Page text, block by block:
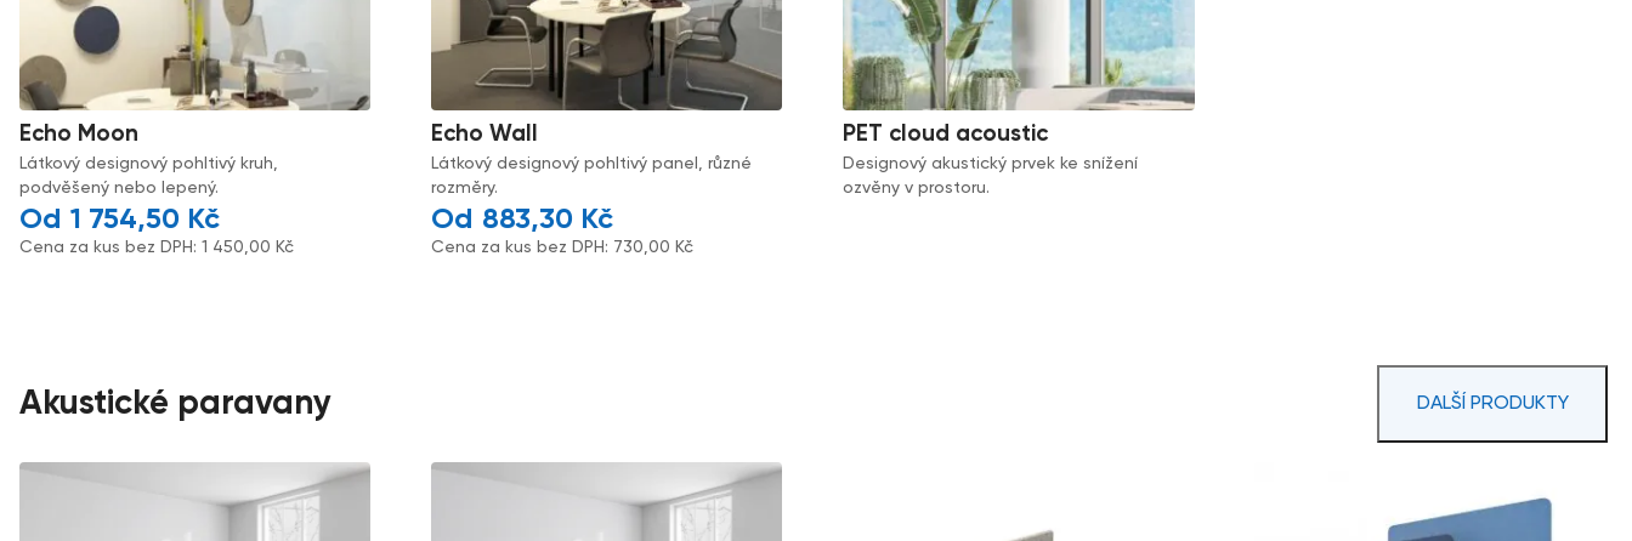
Echo Moon
Látkový designový pohltivý kruh,
podvěšený nebo lepený.
1 754,50 Kč
Cena za kus bez DPH: 1 450,00 Kč
Echo Wall
Látkový designový pohltivý panel, různé
rozměry.
883,30 Kč
Cena za kus bez DPH: 730,00 Kč
PET cloud acoustic
Designový akustický prvek ke snížení
ozvěny v prostoru.
Akustické paravany DALŠÍ PRODUKTY